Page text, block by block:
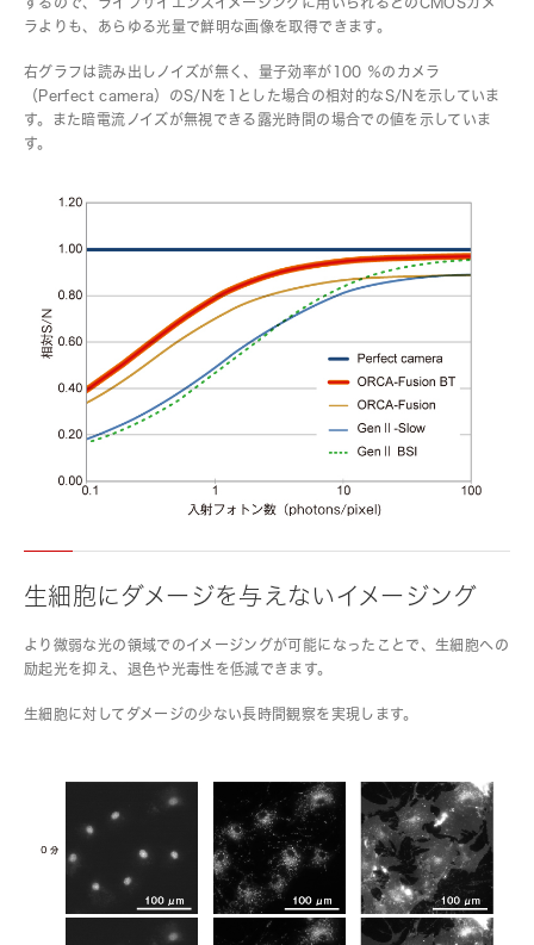
ラよりも、あらゆる光量で鮮明な画像を取得できます。
右グラフは読み出しノイズが無く、量子効率が100 ％のカメラ
（Perfect camera）のS/Nを1とした場合の相対的なS/Nを示していま
す。また暗電流ノイズが無視できる露光時間の場合での値を示していま
す。
生細胞にダメージを与えないイメージング
より微弱な光の領域でのイメージングが可能になったことで、生細胞への
励起光を抑え、退色や光毒性を低減できます。
生細胞に対してダメージの少ない長時間観察を実現します。